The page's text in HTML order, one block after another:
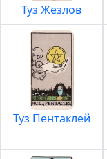
Туз Жезлов
Туз Пентаклей